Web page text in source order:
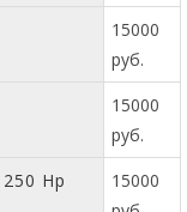
15000
руб.
15000
руб.
Hp
15000